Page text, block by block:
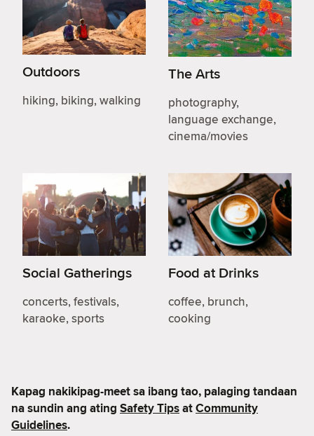
Outdoors
hiking, biking, walking
The Arts
photography,
language exchange,
cinema/movies
Social Gatherings
concerts, festivals,
karaoke, sports
Food at Drinks
coffee, brunch,
cooking
Kapag nakikipag-meet sa ibang tao, palaging tandaan
na sundin ang ating Safety TipsatCommunity
Guidelines.